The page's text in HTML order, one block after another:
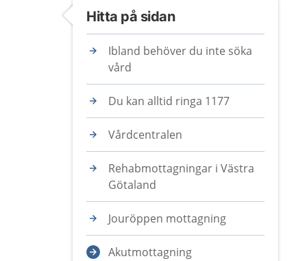
Hitta på sidan
Ibland behöver du inte söka
vård
Du kan alltid ringa 1177
Vårdcentralen
Rehabmottagningar i Västra
Götaland
Jouröppen mottagning
Akutmottagning